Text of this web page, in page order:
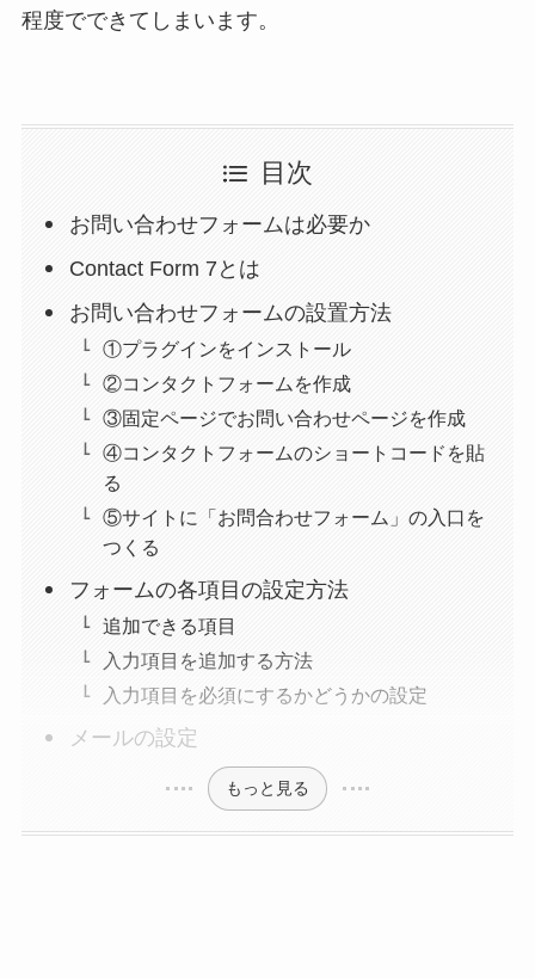
程度でできてしまいます。
目次
お問い合わせフォームは必要か
Contact Form 7とは
お問い合わせフォームの設置方法
①プラグインをインストール
②コンタクトフォームを作成
③固定ページでお問い合わせページを作成
④コンタクトフォームのショートコードを貼
る
⑤サイトに「お問合わせフォーム」の入口を
つくる
フォームの各項目の設定方法
追加できる項目
入力項目を追加する方法
入力項目を必須にするかどうかの設定
メールの設定
もっと見る